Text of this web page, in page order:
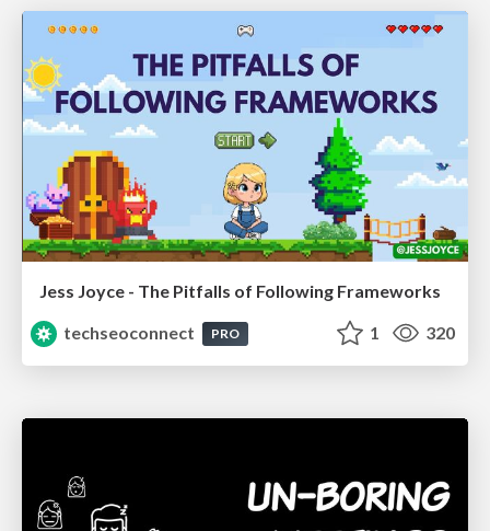
Jess Joyce - The Pitfalls of Following Frameworks
techseoconnect
PRO 1 320